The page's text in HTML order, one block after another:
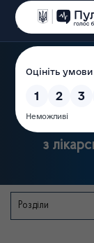
з
Розділи